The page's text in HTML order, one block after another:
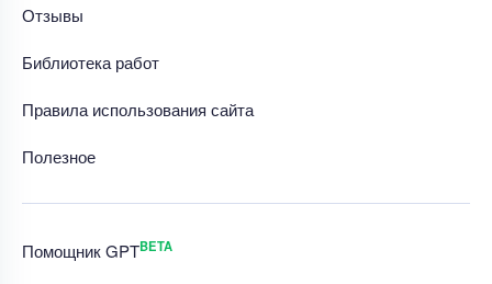
Отзывы
Библиотека работ
Правила использования сайта
Полезное
Помощник GPTBETA